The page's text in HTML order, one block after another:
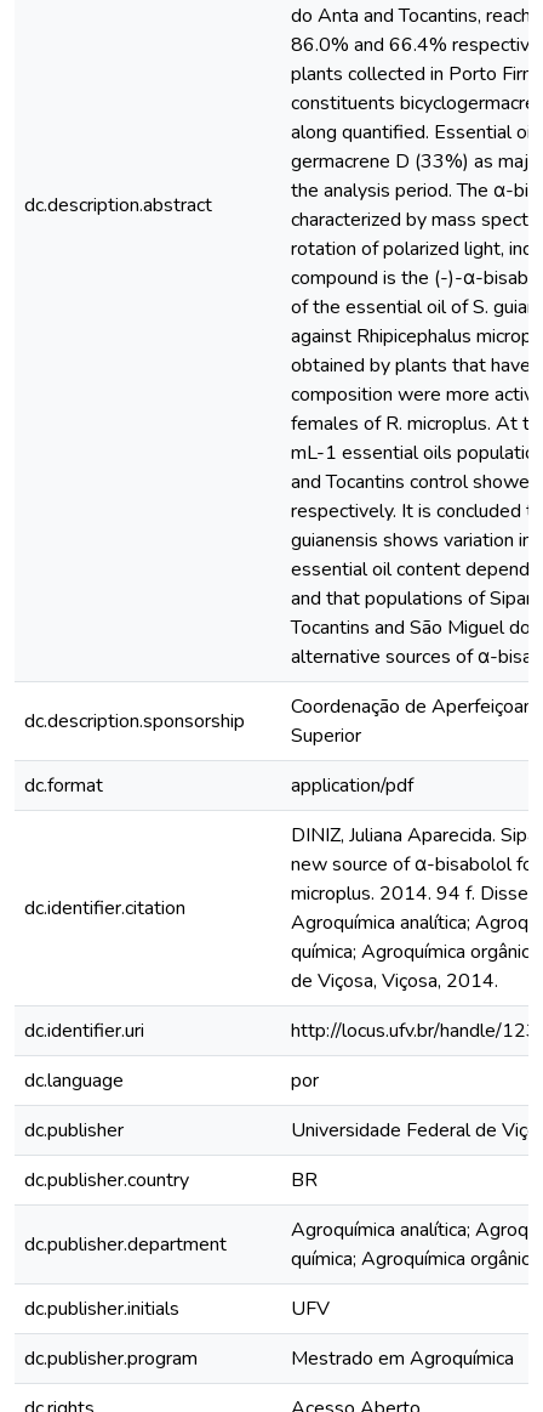
dc.description.abstract
do Anta and Tocantins,
86.0% and 66.4%
plants collected in Porto
constituents
along quantified. Essential
germacrene D (33%) as
the analysis period. The α-
characterized by mass
rotation of polarized light,
compound is the (-)-α-
of the essential oil of S.
against Rhipicephalus
obtained by plants that have
composition were more
females of R. microplus. At
mL-1 essential oils
and Tocantins control
respectively. It is concluded
guianensis shows variation in
essential oil content
and that populations of
Tocantins and São Miguel do
alternative sources of α-
dc.description.sponsorship
Coordenação de
Superior
dc.format
application/pdf
dc.identifier.citation
DINIZ, Juliana Aparecida.
new source of α-bisabolol
microplus. 2014. 94 f.
Agroquímica analítica;
química; Agroquímica
de Viçosa, Viçosa, 2014.
dc.identifier.uri
http://locus.ufv.br/handle/
dc.language
por
dc.publisher
Universidade Federal de
dc.publisher.country
BR
dc.publisher.department
Agroquímica analítica;
química; Agroquímica orgânica
dc.publisher.initials
UFV
dc.publisher.program
Mestrado em Agroquímica